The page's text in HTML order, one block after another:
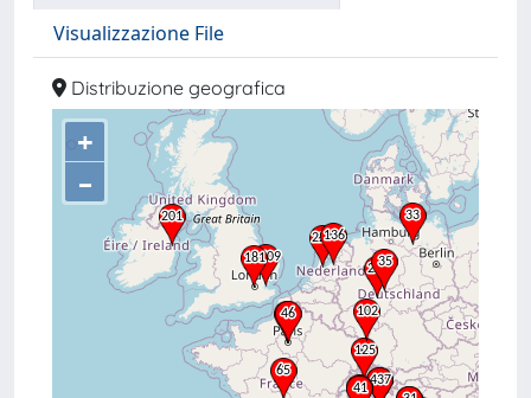
Visualizzazione File
Distribuzione geografica
+
–